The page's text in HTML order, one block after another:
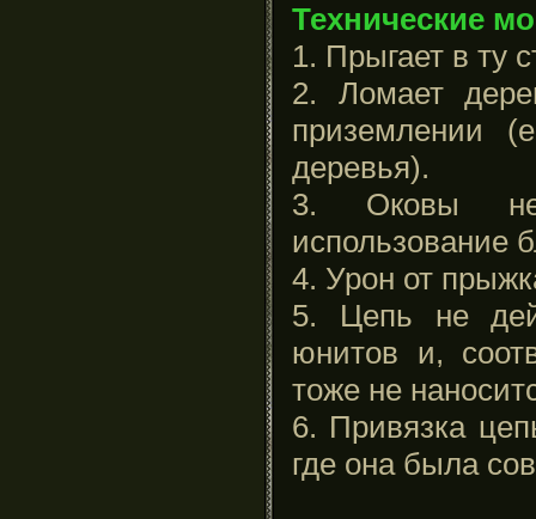
Технические
1. Прыгает в ту
2. Ломает
приземлении
деревья).
3. Оковы не
использование
4. Урон от
5. Цепь не
юнитов и,
тоже не
6. Привязка
где она была